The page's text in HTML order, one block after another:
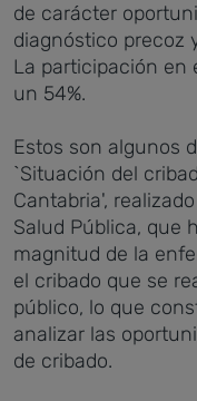
de carácter
diagnóstico precoz
La participación en
un 54%.
Estos son algunos
`Situación del
Cantabria',
Salud Pública, que
magnitud de la
el cribado que se
público, lo que
analizar las
de cribado.